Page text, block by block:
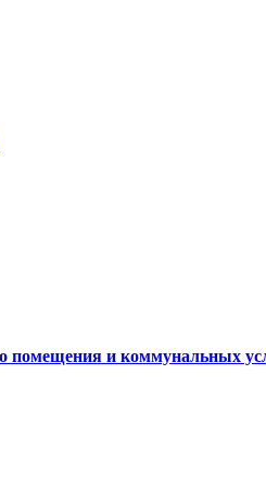
помещения и коммунальных